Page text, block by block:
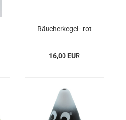
Räucherkegel - rot
16,00 EUR